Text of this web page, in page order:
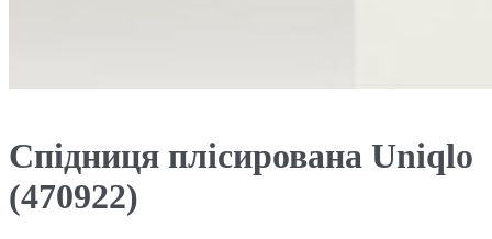
Спідниця плісирована Uniqlo
(470922)